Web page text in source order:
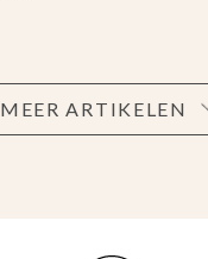
MEER ARTIKELEN